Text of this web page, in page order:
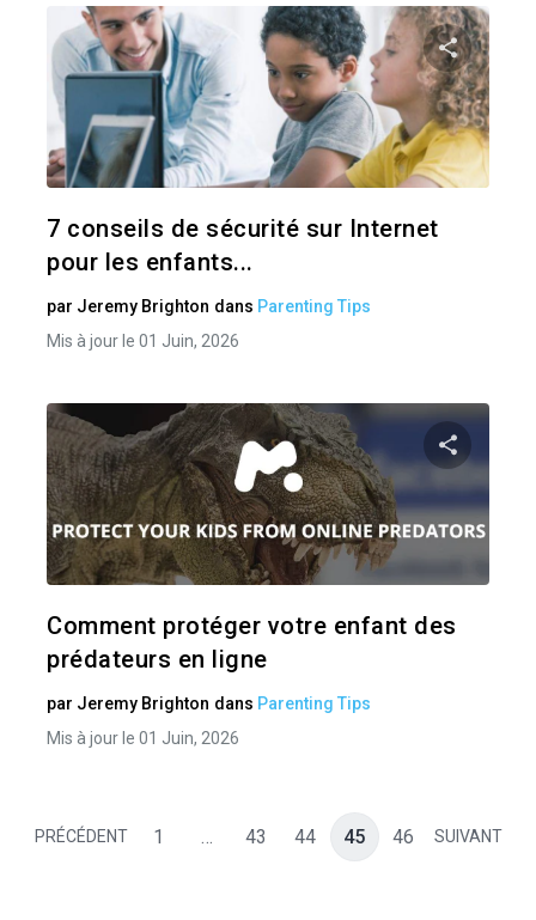
7 conseils de sécurité sur Internet
pour les enfants...
par Jeremy Brighton dans Parenting Tips
Mis à jour le 01 Juin, 2026
Comment protéger votre enfant des
prédateurs en ligne
par Jeremy Brighton dans Parenting Tips
Mis à jour le 01 Juin, 2026
PRÉCÉDENT 1 … 43 44 45 46 SUIVANT